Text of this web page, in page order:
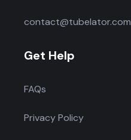
contact@tubelator.com
Get Help
FAQs
Privacy Policy